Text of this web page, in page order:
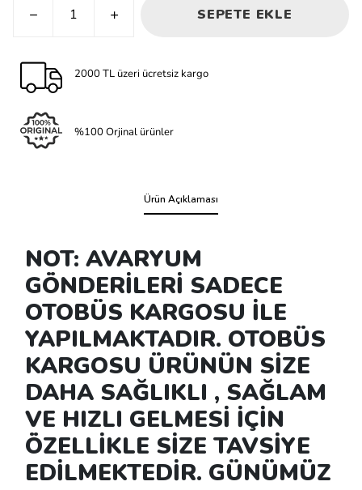
SEPETE EKLE
2000 TL üzeri ücretsiz kargo
%100 Orjinal ürünler
Ürün Açıklaması
NOT: AVARYUM
GÖNDERİLERİ SADECE
OTOBÜS KARGOSU İLE
YAPILMAKTADIR. OTOBÜS
KARGOSU ÜRÜNÜN SİZE
DAHA SAĞLIKLI , SAĞLAM
VE HIZLI GELMESİ İÇİN
ÖZELLİKLE SİZE TAVSİYE
EDİLMEKTEDİR. GÜNÜMÜZ